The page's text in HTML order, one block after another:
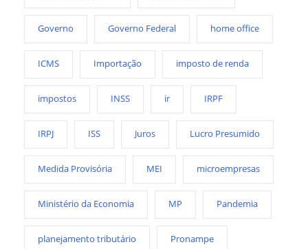
Governo Governo Federal home office
ICMS Importação imposto de renda
impostos INSS ir IRPF
IRPJ ISS Juros Lucro Presumido
Medida Provisória MEI microempresas
Ministério da Economia MP Pandemia
planejamento tributário Pronampe